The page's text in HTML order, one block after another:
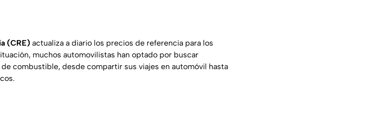
(CRE) actualiza a diario los precios de referencia para los
muchos automovilistas han optado por buscar
combustible, desde compartir sus viajes en automóvil hasta